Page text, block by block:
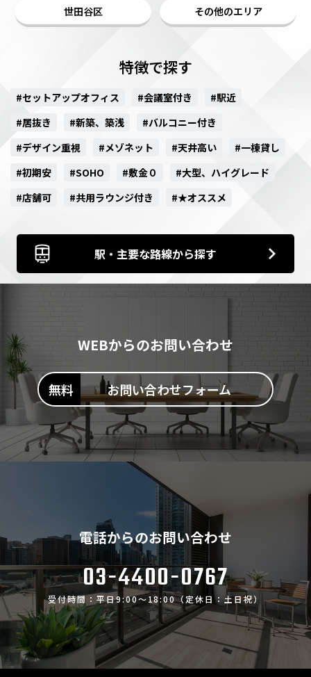
世田谷区 その他のエリア
特徴で探す
#セットアップオフィス #会議室付き
#駅近
#居抜き
#新築、築浅
#バルコニー付き
#デザイン重視
#メゾネット #天井高い
#一棟貸し
#初期安
#SOHO #敷金０
#大型、ハイグレード
#店舗可
#共用ラウンジ付き #★オススメ
駅・主要な路線から探す
WEBからのお問い合わせ
お問い合わせフォーム
電話からのお問い合わせ
03-4400-0767
受付時間：平日9:00～18:00（定休日：土日祝）